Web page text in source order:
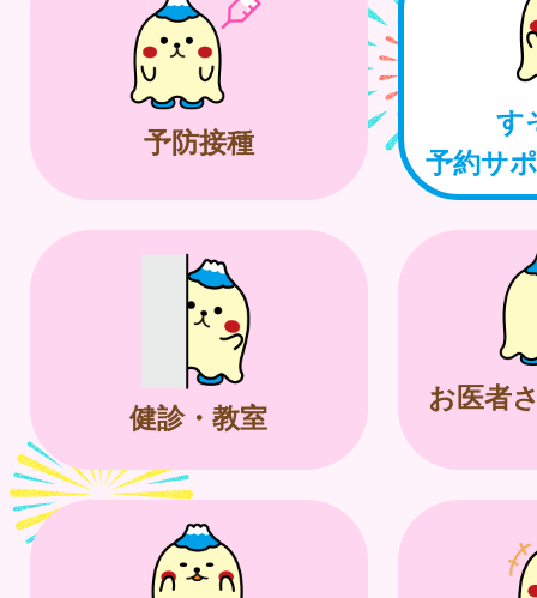
予防接種
す
予約サ
健診・教室
お医者